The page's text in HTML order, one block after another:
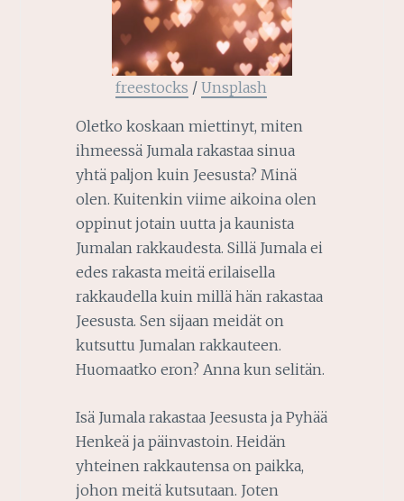
freestocks / Unsplash
Oletko koskaan miettinyt, miten
ihmeessä Jumala rakastaa sinua
yhtä paljon kuin Jeesusta? Minä
olen. Kuitenkin viime aikoina olen
oppinut jotain uutta ja kaunista
Jumalan rakkaudesta. Sillä Jumala ei
edes rakasta meitä erilaisella
rakkaudella kuin millä hän rakastaa
Jeesusta. Sen sijaan meidät on
kutsuttu Jumalan rakkauteen.
Huomaatko eron? Anna kun selitän.
Isä Jumala rakastaa Jeesusta ja Pyhää
Henkeä ja päinvastoin. Heidän
yhteinen rakkautensa on paikka,
johon meitä kutsutaan. Joten